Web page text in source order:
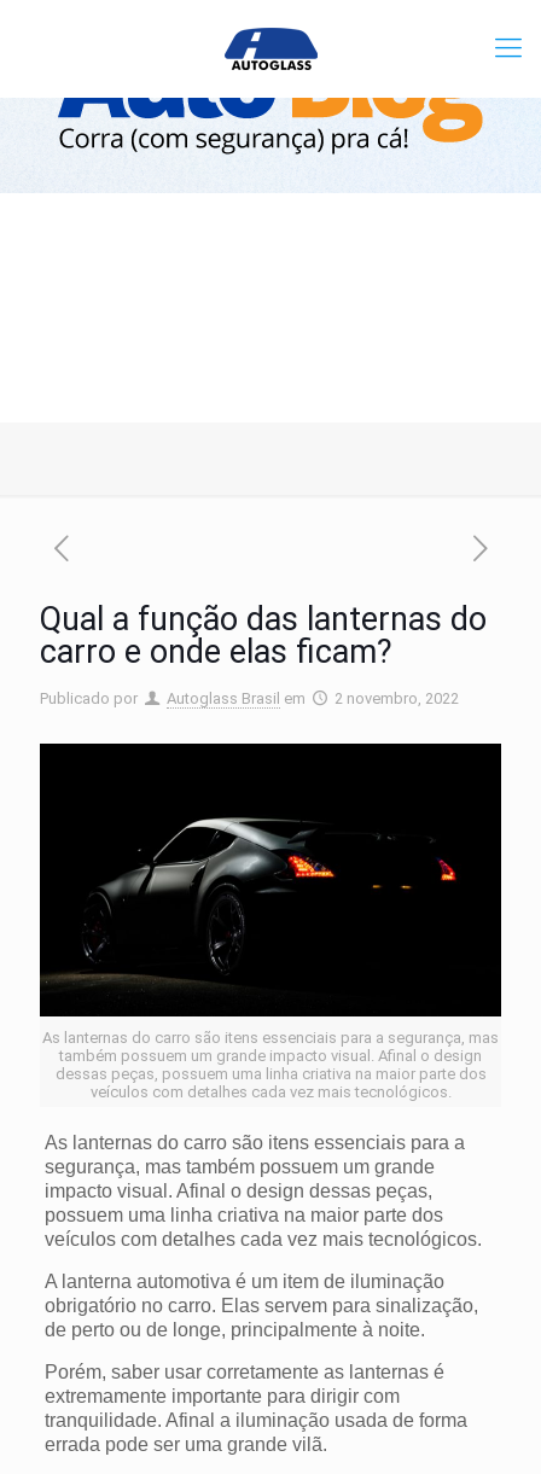
Qual a função das lanternas do
carro e onde elas ficam?
Publicado por Autoglass Brasil em 2 novembro, 2022
As lanternas do carro são itens essenciais para a segurança, mas
também possuem um grande impacto visual. Afinal o design
dessas peças, possuem uma linha criativa na maior parte dos
veículos com detalhes cada vez mais tecnológicos.
As lanternas do carro são itens essenciais para a
segurança, mas também possuem um grande
impacto visual. Afinal o design dessas peças,
possuem uma linha criativa na maior parte dos
veículos com detalhes cada vez mais tecnológicos.
A lanterna automotiva é um item de iluminação
obrigatório no carro. Elas servem para sinalização,
de perto ou de longe, principalmente à noite.
Porém, saber usar corretamente as lanternas é
extremamente importante para dirigir com
tranquilidade. Afinal a iluminação usada de forma
errada pode ser uma grande vilã.